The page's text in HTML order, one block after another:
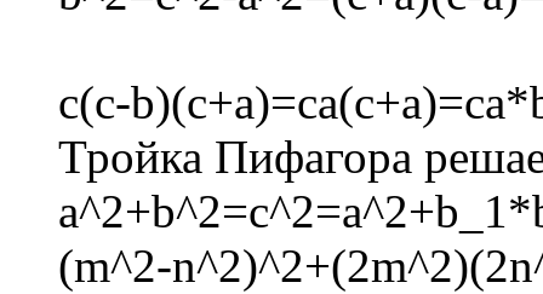
c(c-
Тройка Пифагора
(m^2-